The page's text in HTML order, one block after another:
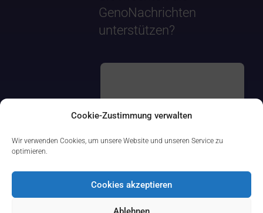
Cookie-Zustimmung verwalten
Wir verwenden Cookies, um unsere Website und unseren Service zu
optimieren.
Cookies akzeptieren
GenoNachrichten
unterstützen?